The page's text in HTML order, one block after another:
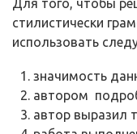
Для того, чтобы
стилистически
использовать
значимость
автором
автор выразил